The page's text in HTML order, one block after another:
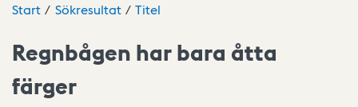
Start Sökresultat Titel
Regnbågen har bara åtta
färger